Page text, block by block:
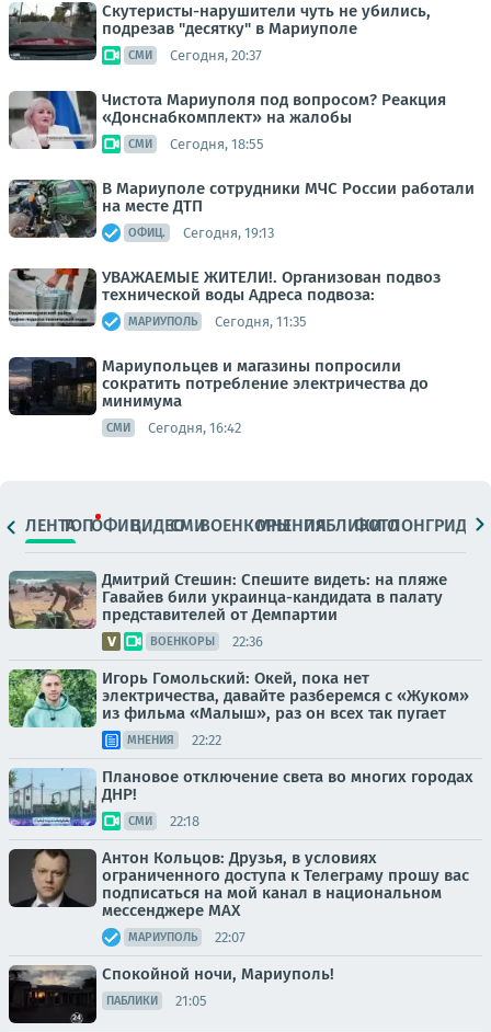
Скутеристы-нарушители чуть не убились,
подрезав "десятку" в Мариуполе
СМИ Сегодня, 20:37
Чистота Мариуполя под вопросом? Реакция
«Донснабкомплект» на жалобы
СМИ Сегодня, 18:55
В Мариуполе сотрудники МЧС России работали
на месте ДТП
ОФИЦ. Сегодня, 19:13
УВАЖАЕМЫЕ ЖИТЕЛИ!. Организован подвоз
технической воды Адреса подвоза:
МАРИУПОЛЬ Сегодня, 11:35
Мариупольцев и магазины попросили
сократить потребление электричества до
минимума
СМИ Сегодня, 16:42
ЛЕНТАТОПОФИЦ.ВИДЕОСМИВОЕНКОРЫМНЕНИЯПАБЛИКИ
ФОТОЛОНГРИДЫ
Дмитрий Стешин: Спешите видеть: на пляже
Гавайев били украинца-кандидата в палату
представителей от Демпартии
ВОЕНКОРЫ 22:36
Игорь Гомольский: Окей, пока нет
электричества, давайте разберемся с «Жуком»
из фильма «Малыш», раз он всех так пугает
МНЕНИЯ 22:22
Плановое отключение света во многих городах
ДНР!
СМИ 22:18
Антон Кольцов: Друзья, в условиях
ограниченного доступа к Телеграму прошу вас
подписаться на мой канал в национальном
мессенджере МАХ
МАРИУПОЛЬ 22:07
Спокойной ночи, Мариуполь!
ПАБЛИКИ 21:05